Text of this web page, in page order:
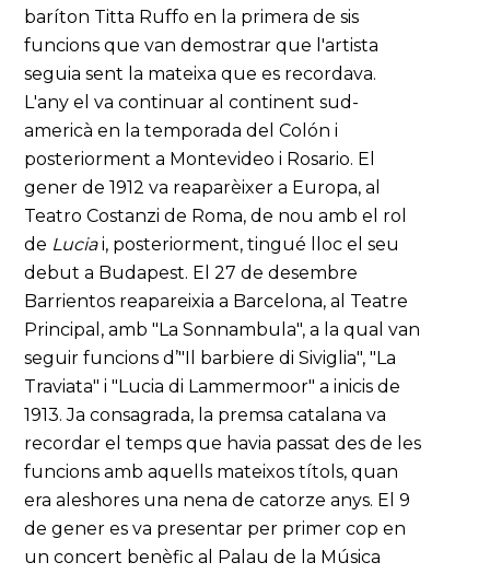
baríton Titta Ruffo en la primera de sis
funcions que van demostrar que l'artista
seguia sent la mateixa que es recordava.
L'any el va continuar al continent sud-
americà en la temporada del Colón i
posteriorment a Montevideo i Rosario. El
gener de 1912 va reaparèixer a Europa, al
Teatro Costanzi de Roma, de nou amb el rol
de Luciai, posteriorment, tingué lloc el seu
debut a Budapest. El 27 de desembre
Barrientos reapareixia a Barcelona, al Teatre
Principal, amb "La Sonnambula", a la qual van
seguir funcions d’"Il barbiere di Siviglia", "La
Traviata" i "Lucia di Lammermoor" a inicis de
1913. Ja consagrada, la premsa catalana va
recordar el temps que havia passat des de les
funcions amb aquells mateixos títols, quan
era aleshores una nena de catorze anys. El 9
de gener es va presentar per primer cop en
un concert benèfic al Palau de la Música